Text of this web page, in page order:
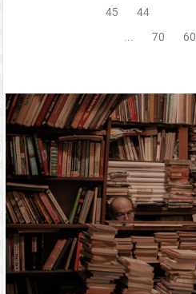
44
45
60
70
...